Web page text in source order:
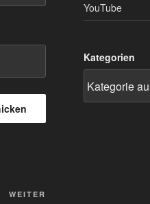
WEITER
YouTube
Kategorien